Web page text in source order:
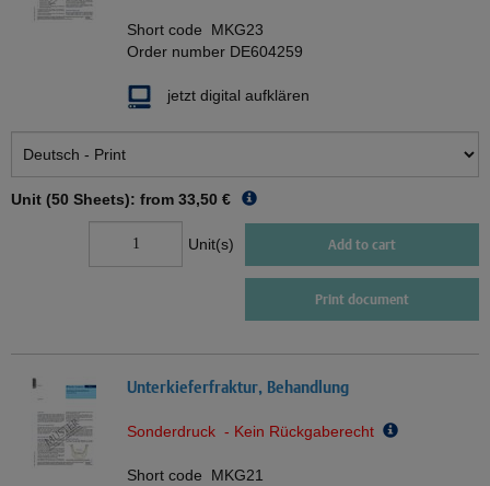
Short code MKG23
Order number DE604259
jetzt digital aufklären
Unit (50 Sheets): from 33,50 €
Unit(s) Add to cart
Print document
Unterkieferfraktur, Behandlung
Sonderdruck - Kein Rückgaberecht
Short code MKG21